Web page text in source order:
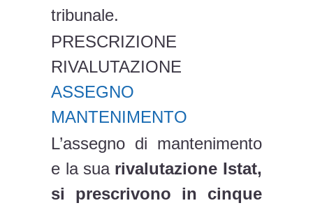
tribunale.
PRESCRIZIONE
RIVALUTAZIONE
ASSEGNO
MANTENIMENTO
L’assegno di mantenimento
e la suarivalutazione Istat,
si prescrivono in cinque